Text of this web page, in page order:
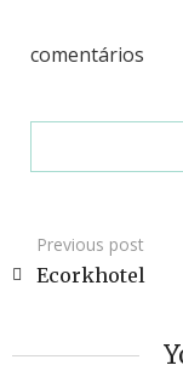
comentários
Previous post
Ecorkhotel